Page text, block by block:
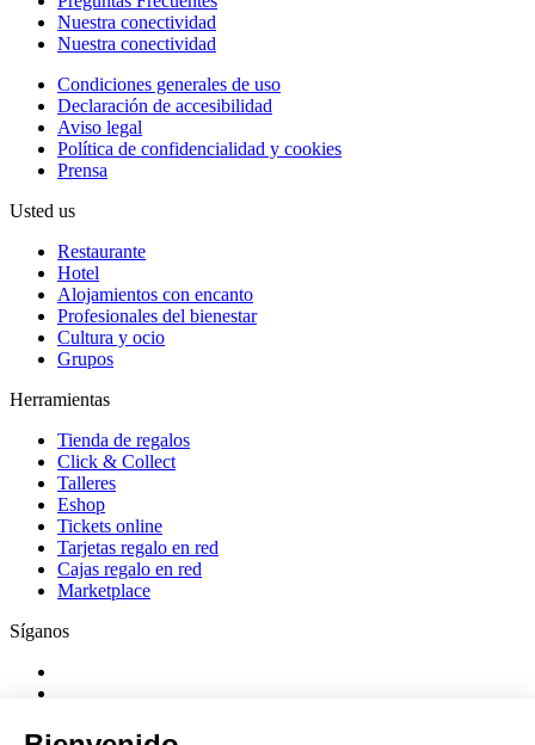
Nuestra conectividad
Nuestra conectividad
Condiciones generales de uso
Declaración de accesibilidad
Aviso legal
Política de confidencialidad y cookies
Prensa
Usted us
Restaurante
Hotel
Alojamientos con encanto
Profesionales del bienestar
Cultura y ocio
Grupos
Herramientas
Tienda de regalos
Click & Collect
Talleres
Eshop
Tickets online
Tarjetas regalo en red
Cajas regalo en red
Marketplace
Síganos